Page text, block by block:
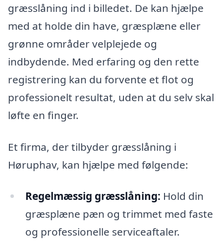
græsslåning ind i billedet. De kan hjælpe
med at holde din have, græsplæne eller
grønne områder velplejede og
indbydende. Med erfaring og den rette
registrering kan du forvente et flot og
professionelt resultat, uden at du selv skal
løfte en finger.
Et firma, der tilbyder græsslåning i
Høruphav, kan hjælpe med følgende:
Regelmæssig græsslåning: Hold din
græsplæne pæn og trimmet med faste
og professionelle serviceaftaler.